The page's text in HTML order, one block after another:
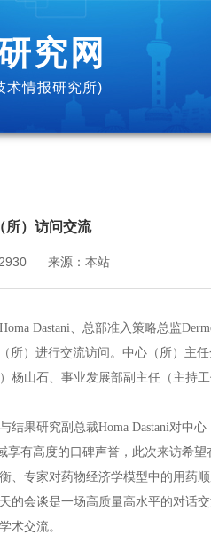
究网
术情报研究所)
所）访问交流
来源： 本站
Dastani、总部准入策略总监
所）进行交流访问。中心（所）主
杨山石、事业发展部副主任（主持
果研究副总裁Homa Dastani对中
享有高度的口碑声誉，此次来访希
、专家对药物经济学模型中的用药
的会谈是一场高质量高水平的对话
术交流。